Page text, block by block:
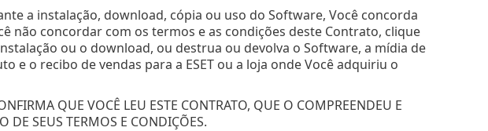
a instalação, download, cópia ou uso do Software, Você concorda
não concordar com os termos e as condições deste Contrato, clique
ou o download, ou destrua ou devolva o Software, a mídia de
e o recibo de vendas para a ESET ou a loja onde Você adquiriu o
QUE VOCÊ LEU ESTE CONTRATO, QUE O COMPREENDEU E
DE SEUS TERMOS E CONDIÇÕES.